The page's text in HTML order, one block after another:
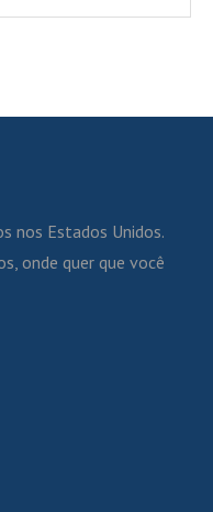
nos Estados Unidos.
onde quer que você